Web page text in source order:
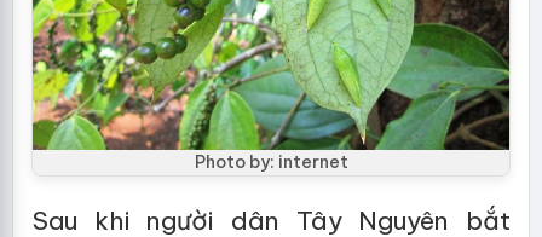
Photo by: internet
Sau khi người dân Tây Nguyên bắt